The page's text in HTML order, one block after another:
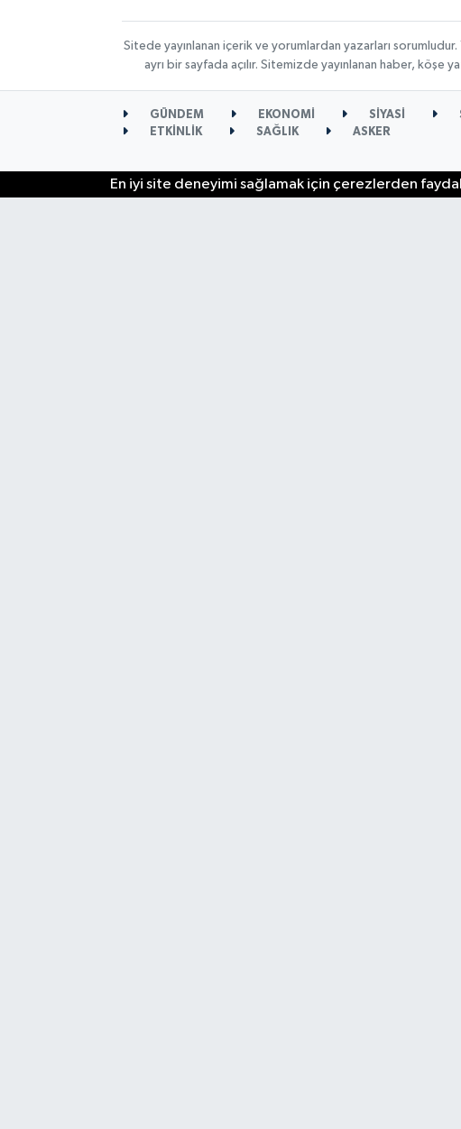
Sitede yayınlanan içerik ve yorumlardan yazarları
ayrı bir sayfada açılır. Sitemizde yayınlanan haber, köşe
GÜNDEM EKONOMİ SİYASİ
ETKİNLİK
SAĞLIK ASKER
En iyi site deneyimi sağlamak için çerezlerden